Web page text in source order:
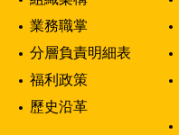
業務職掌
分層負責明細表
福利政策
歷史沿革